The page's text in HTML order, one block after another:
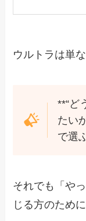
ウルトラは単
**“ど
たい
で選
それでも「や
じる方のために